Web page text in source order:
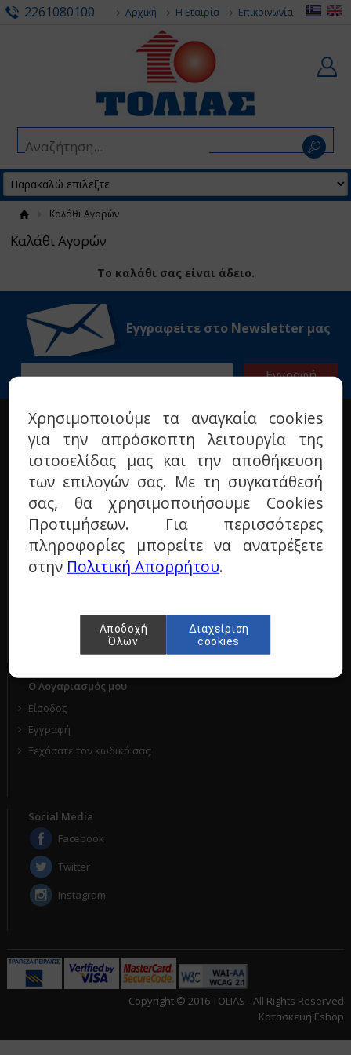
2261080100 Αρχική Η Εταιρία Επικοινωνία
Καλάθι Αγορών
Καλάθι Αγορών
Το καλάθι σας είναι άδειο.
Εγγραφείτε στο Νewsletter μας
Η ΕΤΑΙΡΙΑ
Σχετικά με μας
Όροι χρήσης
Πολιτική προστασίας
Τεχνικά ερωτήματα
Επικοινωνία
ΠΑΡΑΓΓΕΛΙΕΣ & ΕΠΙΣΤΡΟΦΕΣ
Τρόποι πληρωμής
Πολιτική επιστροφών
Ο Λογαριασμός μου
Είσοδος
Εγγραφή
Ξεχάσατε τον κωδικό σας;
Social Media
Facebook
Twitter
Instagram
Copyright © 2016 TOLIAS - All Rights Reserved
Κατασκευή Eshop
Χρησιμοποιούμε τα αναγκαία cookies
για την απρόσκοπτη λειτουργία της
ιστοσελίδας μας και την αποθήκευση
των επιλογών σας. Με τη συγκατάθεσή
σας, θα χρησιμοποιήσουμε Cookies
Προτιμήσεων. Για περισσότερες
πληροφορίες μπορείτε να ανατρέξετε
στην Πολιτική Απορρήτου.
Αποδοχή
Όλων
Διαχείριση
cookies